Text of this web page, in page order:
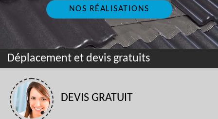
NOS RÉALISATIONS
Déplacement et devis gratuits
DEVIS GRATUIT